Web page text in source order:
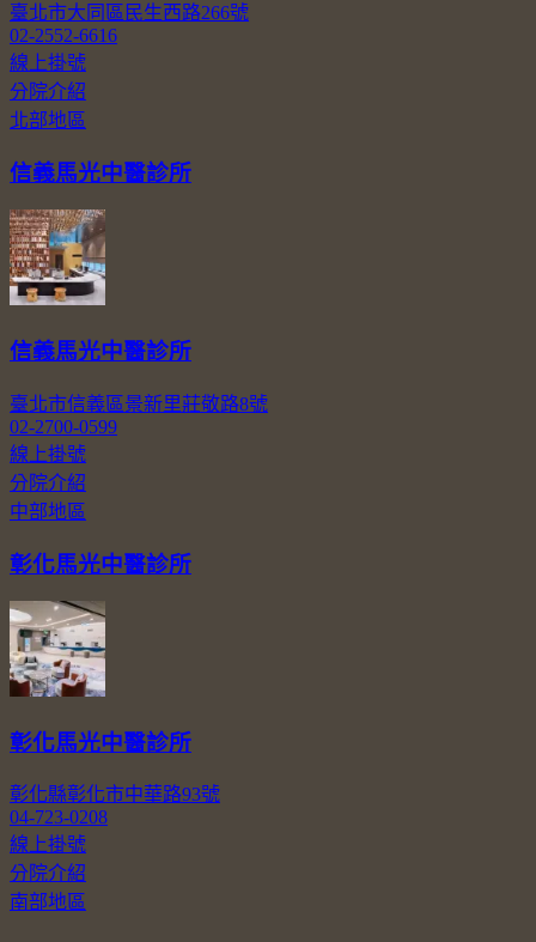
臺北市大同區民生西路266號
02-2552-6616
線上掛號
分院介紹
北部地區
信義馬光中醫診所
信義馬光中醫診所
臺北市信義區景新里莊敬路8號
02-2700-0599
線上掛號
分院介紹
中部地區
彰化馬光中醫診所
彰化馬光中醫診所
彰化縣彰化市中華路93號
04-723-0208
線上掛號
分院介紹
南部地區